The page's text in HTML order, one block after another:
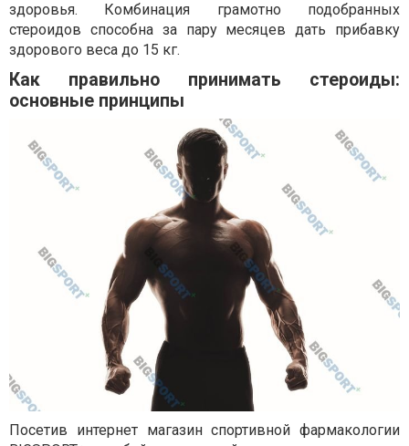
здоровья. Комбинация грамотно подобранных
стероидов способна за пару месяцев дать прибавку
здорового веса до 15 кг.
Как правильно принимать стероиды:
основные принципы
Посетив интернет магазин спортивной фармакологии